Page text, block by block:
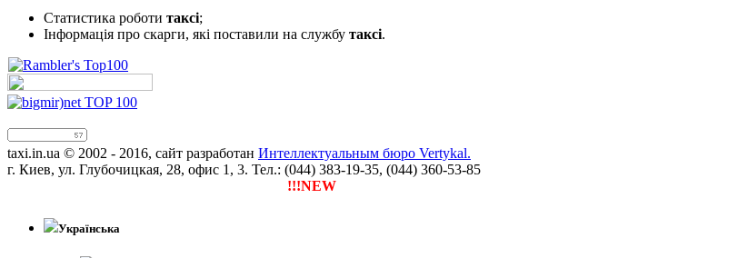
Статистика роботи таксі;
Інформація про скарги, які поставили на службу таксі.
taxi.in.ua © 2002 - 2016, сайт разработан Интеллектуальным бюро Vertykal.
г. Киев, ул. Глубочицкая, 28, офис 1, 3. Тел.: (044) 383-19-35, (044) 360-53-85
!!!NEW Тепер ти можеш зареєструвати власну службу таксі з будь-якого міста
Українська